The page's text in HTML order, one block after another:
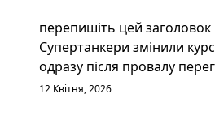
перепишіть цей
Супертанкери змінили
одразу після провалу
12 Квітня, 2026